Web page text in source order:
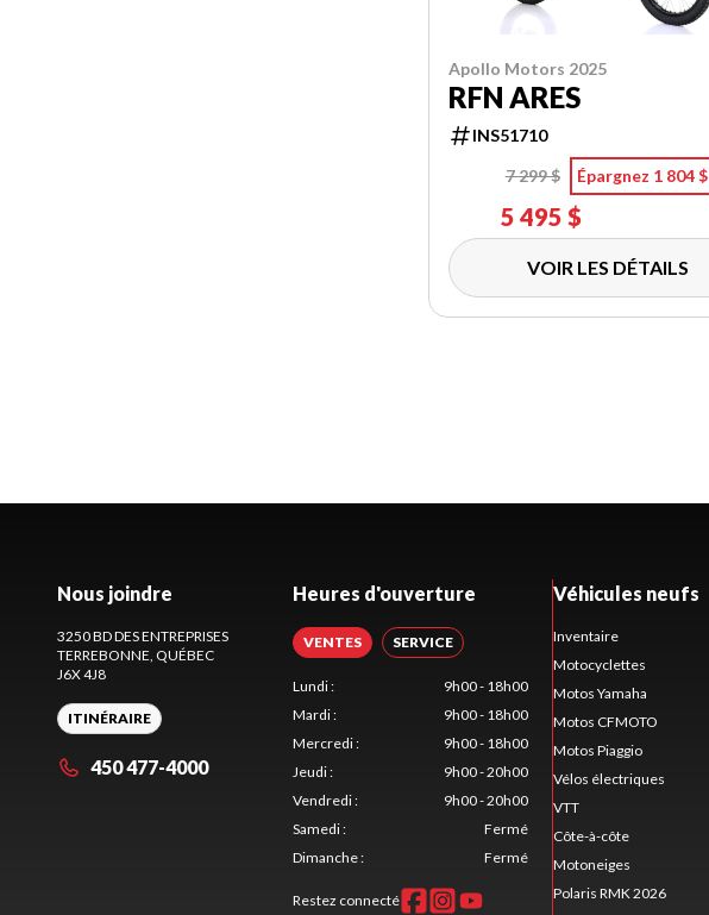
Apollo Motors 2025
RFN ARES
INS51710
7 299 $
Épargnez 1 804 $
5 495 $
VOIR LES DÉTAILS
Nous joindre
3250 BD DES ENTREPRISES
TERREBONNE , QUÉBEC
J6X 4J8
ITINÉRAIRE
450 477-4000
Heures d'ouverture
VENTES SERVICE
Lundi:
9h00 - 18h00
Mardi:
9h00 - 18h00
Mercredi:
9h00 - 18h00
Jeudi:
9h00 - 20h00
Vendredi:
9h00 - 20h00
Samedi:
Fermé
Dimanche: Fermé
Restez connecté
Véhicules neufs
Inventaire
Motocyclettes
Motos Yamaha
Motos CFMOTO
Motos Piaggio
Vélos électriques
VTT
Côte-à-côte
Motoneiges
Polaris RMK 2026